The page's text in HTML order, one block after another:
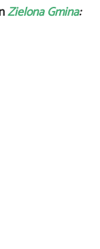
Zielona Gmina: